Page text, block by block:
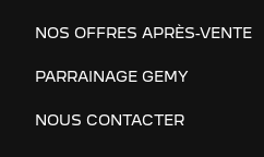
NOS OFFRES APRÈS-VENTE
PARRAINAGE GEMY
NOUS CONTACTER